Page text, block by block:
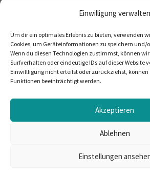
Einwilligung verwalten
Um dir ein optimales Erlebnis zu bieten, verwenden
Cookies, um Geräteinformationen zu speichern und/
Wenn du diesen Technologien zustimmst, können
Surfverhalten oder eindeutige IDs auf dieser Website
Einwillligung nicht erteilst oder zurückziehst,
Funktionen beeinträchtigt werden.
Akzeptieren
Ablehnen
Einstellungen
E-
Mail-
Adresse
ABONNIEREN
Prozeduren Diagramm Microsoft Dynamics 365